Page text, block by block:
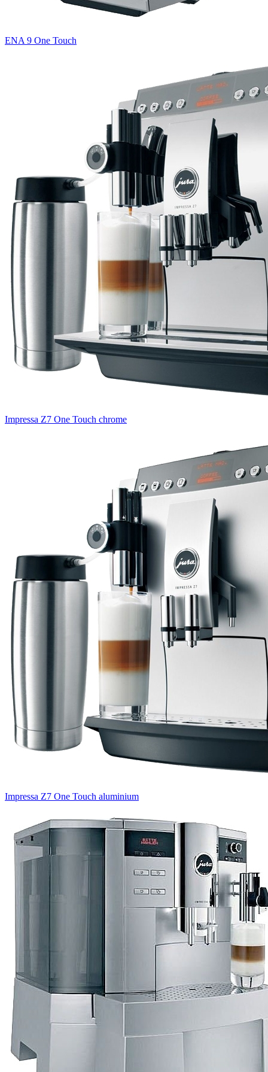
ENA 9 One Touch
Impressa Z7 One Touch chrome
Impressa Z7 One Touch aluminium